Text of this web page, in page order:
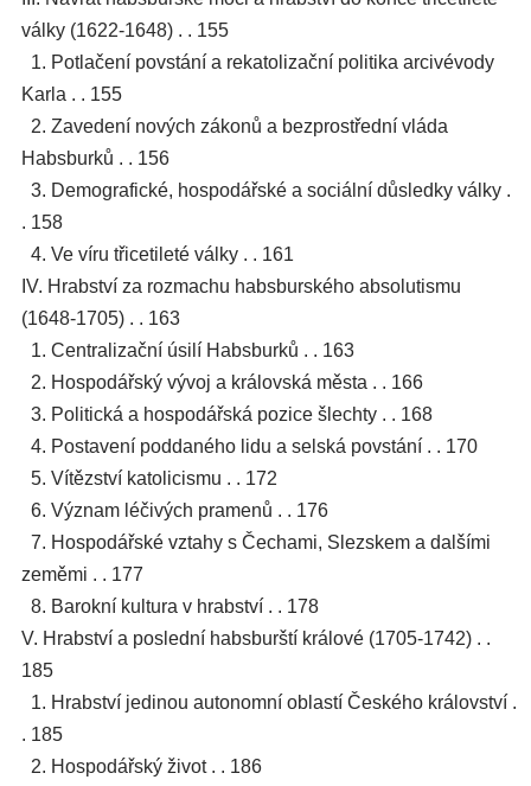
války (1622-1648) . . 155
1. Potlačení povstání a rekatolizační politika arcivévody
Karla . . 155
2. Zavedení nových zákonů a bezprostřední vláda
Habsburků . . 156
3. Demografické, hospodářské a sociální důsledky války .
. 158
4. Ve víru třicetileté války . . 161
IV. Hrabství za rozmachu habsburského absolutismu
(1648-1705) . . 163
1. Centralizační úsilí Habsburků . . 163
2. Hospodářský vývoj a královská města . . 166
3. Politická a hospodářská pozice šlechty . . 168
4. Postavení poddaného lidu a selská povstání . . 170
5. Vítězství katolicismu . . 172
6. Význam léčivých pramenů . . 176
7. Hospodářské vztahy s Čechami, Slezskem a dalšími
zeměmi . . 177
8. Barokní kultura v hrabství . . 178
V. Hrabství a poslední habsburští králové (1705-1742) . .
185
1. Hrabství jedinou autonomní oblastí Českého království .
. 185
2. Hospodářský život . . 186